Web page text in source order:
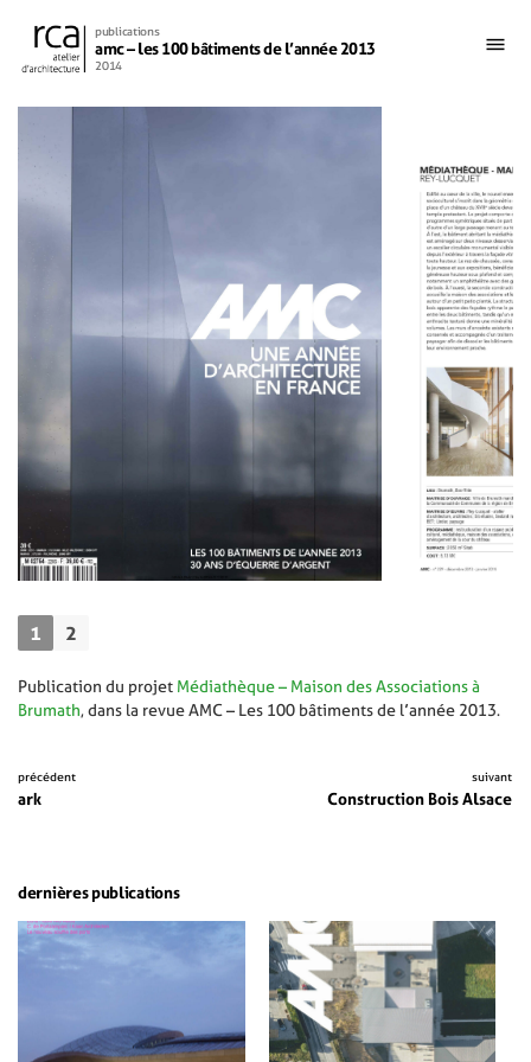
publications
amc – les 100 bâtiments de l’année 2013
2014
1 2
Publication du projet Médiathèque – Maison des Associations à
Brumath, dans la revue AMC – Les 100 bâtiments de l’année 2013.
précédent
ark
suivant
Construction Bois Alsace
dernières publications